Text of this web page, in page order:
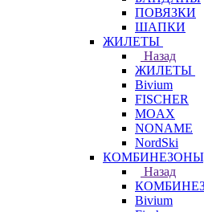
ПОВЯЗКИ
ШАПКИ
ЖИЛЕТЫ
Назад
ЖИЛЕТЫ
Bivium
FISCHER
MOAX
NONAME
NordSki
Назад
Bivium